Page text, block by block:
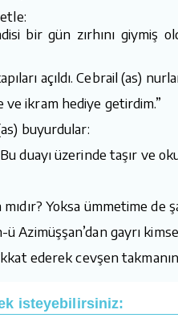
bir gün zırhını giymiş
açıldı. Cebrail (as)
ve ikram hediye getirdim.”
buyurdular:
duayı üzerinde taşır ve
mıdır? Yoksa ümmetime de
ü Azimüşşan’dan gayrı
ederek cevşen
isteyebilirsiniz: